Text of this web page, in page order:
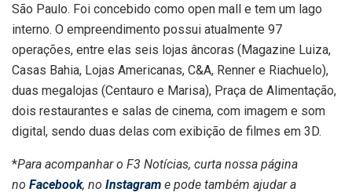
São Paulo. Foi concebido como open mall e tem um lago
interno. O empreendimento possui atualmente 97
operações, entre elas seis lojas âncoras (Magazine Luiza,
Casas Bahia, Lojas Americanas, C&A, Renner e Riachuelo),
duas megalojas (Centauro e Marisa), Praça de Alimentação,
dois restaurantes e salas de cinema, com imagem e som
digital, sendo duas delas com exibição de filmes em 3D.
*Para acompanhar o F3 Notícias, curta nossa página
no Facebook, no Instagram e pode também ajudar a